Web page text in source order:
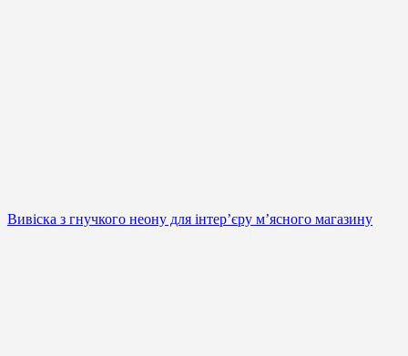
Вивіска з гнучкого неону для інтер’єру м’ясного магазину